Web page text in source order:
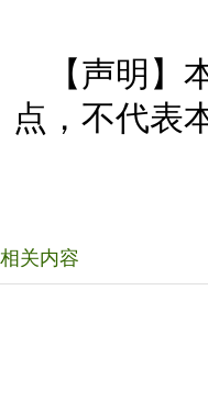
【声明
点，不代表
相关内容